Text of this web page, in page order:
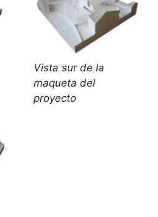
Vista sur de la
maqueta del
proyecto